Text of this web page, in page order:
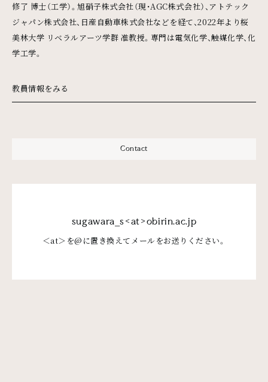
修了 博士（工学）。旭硝子株式会社（現・AGC株式会社）、アトテック
ジャパン株式会社、日産自動車株式会社などを経て、2022年より桜
美林大学 リベラルアーツ学群 准教授。専門は電気化学、触媒化学、化
学工学。
教員情報をみる
Contact
sugawara_s<at>obirin.ac.jp
＜at＞を@に置き換えてメールをお送りください。